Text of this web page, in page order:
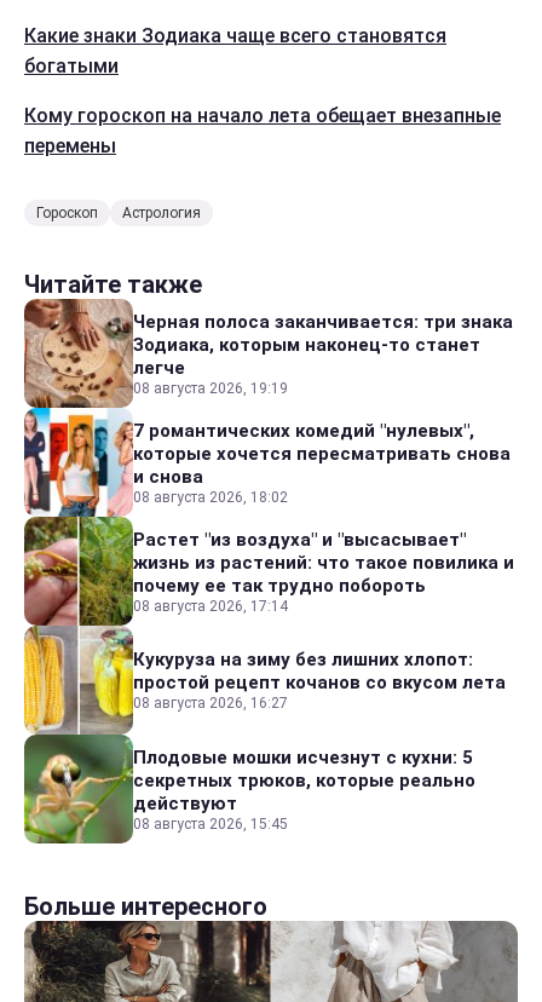
Какие знаки Зодиака чаще всего становятся
богатыми
Кому гороскоп на начало лета обещает внезапные
перемены
Гороскоп Астрология
Читайте также
Черная полоса заканчивается: три знака
Зодиака, которым наконец-то станет
легче
08 августа 2026, 19:19
7 романтических комедий "нулевых",
которые хочется пересматривать снова
и снова
08 августа 2026, 18:02
Растет "из воздуха" и "высасывает"
жизнь из растений: что такое повилика и
почему ее так трудно побороть
08 августа 2026, 17:14
Кукуруза на зиму без лишних хлопот:
простой рецепт кочанов со вкусом лета
08 августа 2026, 16:27
Плодовые мошки исчезнут с кухни: 5
секретных трюков, которые реально
действуют
08 августа 2026, 15:45
Больше интересного